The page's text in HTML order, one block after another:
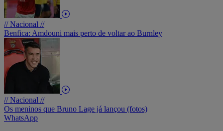
// Nacional //
Benfica: Amdouni mais perto de voltar ao Burnley
// Nacional //
Os meninos que Bruno Lage já lançou (fotos)
WhatsApp